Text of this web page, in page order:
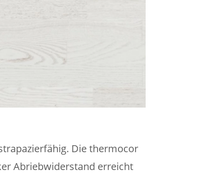
Die thermocor
Abriebwiderstand erreicht